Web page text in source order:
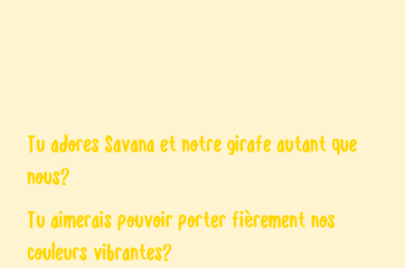
Tu adores Savana et notre girafe autant que
nous?
Tu aimerais pouvoir porter fièrement nos
couleurs vibrantes?